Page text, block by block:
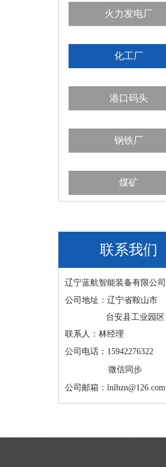
火力发电厂
化工厂
港口码头
钢铁厂
煤矿
联系我们
辽宁蓝航智能装备有限公司
公司地址：辽宁省鞍山市
台安县工业园区
联系人：林经理
公司电话：15942276322
微信同步
公司邮箱：lnlhzn@126.com